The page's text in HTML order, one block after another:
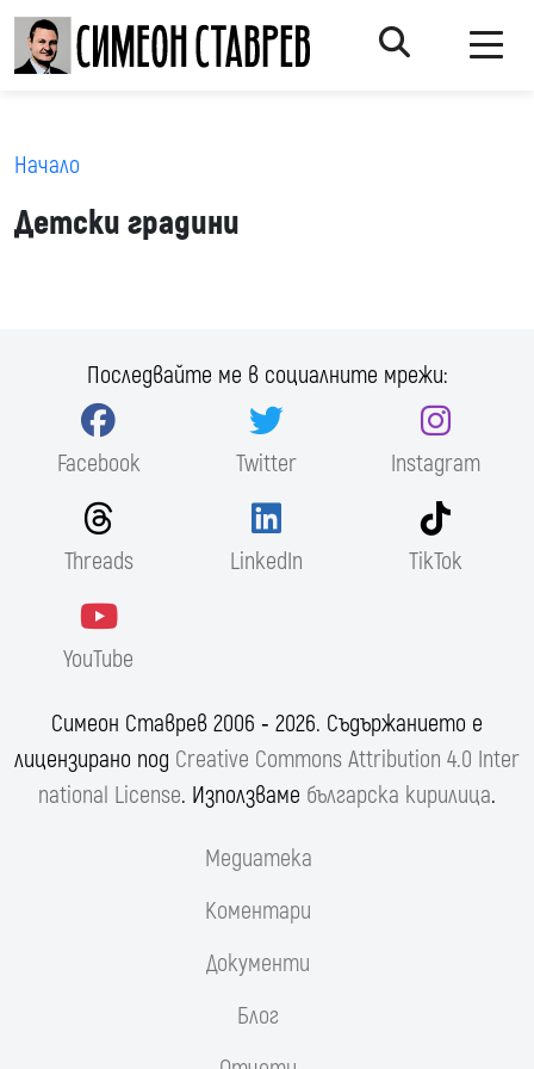
Начало
Детски градини
Последвайте ме в социалните мрежи:
Facebook Twitter Instagram
Threads LinkedIn TikTok
YouTube
Симеон Ставрев 2006 ‐ 2026. Съдържанието е
лицензирано под Creative Commons Attribution 4.0 Inter
national License. Използваме българска кирилица.
Медиатека
Коментари
Документи
Блог